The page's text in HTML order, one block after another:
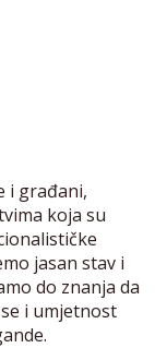
i građani,
koja su
jasan stav i
do znanja da
i umjetnost